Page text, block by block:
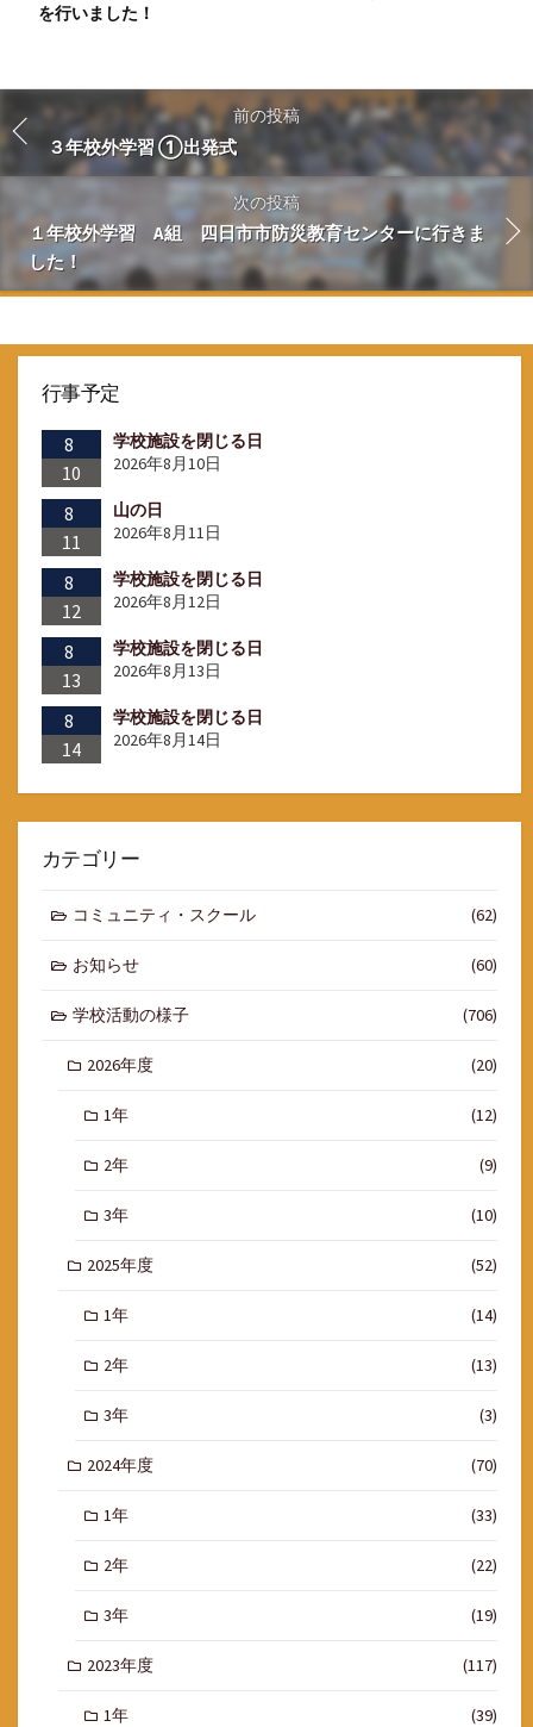
を行いました！
前の投稿
３年校外学習 ①出発式
次の投稿
１年校外学習 A組 四日市市防災教育センターに行きま
した！
行事予定
8
10
学校施設を閉じる日
2026年8月10日
8
11
山の日
2026年8月11日
8
12
学校施設を閉じる日
2026年8月12日
8
13
学校施設を閉じる日
2026年8月13日
8
14
学校施設を閉じる日
2026年8月14日
カテゴリー
コミュニティ・スクール (62)
お知らせ (60)
学校活動の様子 (706)
2026年度 (20)
1年 (12)
2年 (9)
3年 (10)
2025年度 (52)
1年 (14)
2年 (13)
3年 (3)
2024年度 (70)
1年 (33)
2年 (22)
3年 (19)
2023年度 (117)
1年 (39)